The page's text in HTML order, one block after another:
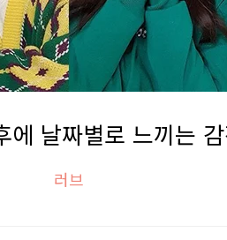
에 날짜별로 느끼는
러브